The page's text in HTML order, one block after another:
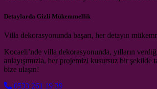
Detaylarda Gizli Mükemmellik
Villa dekorasyonunda başarı, her detayın
Kocaeli’nde villa dekorasyonunda, yılların
anlayışımızla, her projemizi kusursuz bir
bize ulaşın!
0533 261 19 39